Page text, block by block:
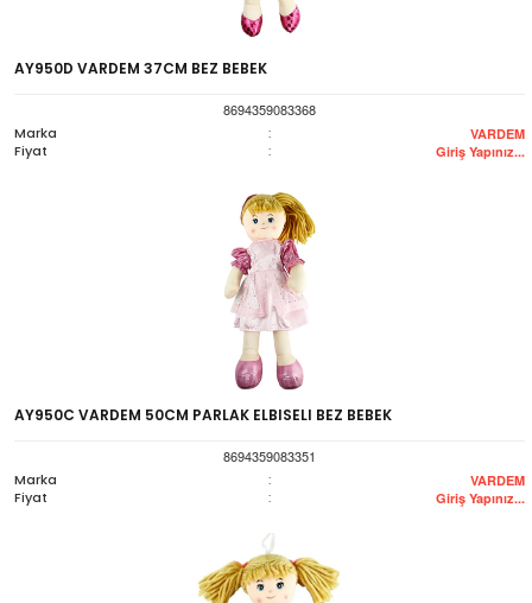
AY950D VARDEM 37CM BEZ BEBEK
8694359083368
Marka
: VARDEM
Fiyat : Giriş Yapınız...
AY950C VARDEM 50CM PARLAK ELBISELI BEZ BEBEK
8694359083351
Marka
: VARDEM
Fiyat : Giriş Yapınız...